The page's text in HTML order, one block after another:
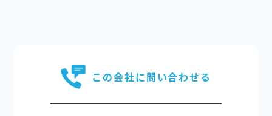
この会社に問い合わせる